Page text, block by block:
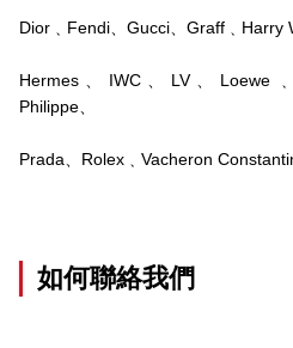
Dior﹑Fendi、Gucci、Graff﹑Harry
Hermes、IWC、LV、
Philippe、
Prada、Rolex﹑Vacheron
如何聯絡我們